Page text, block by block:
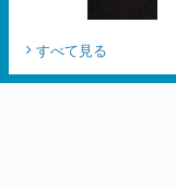
すべて見る